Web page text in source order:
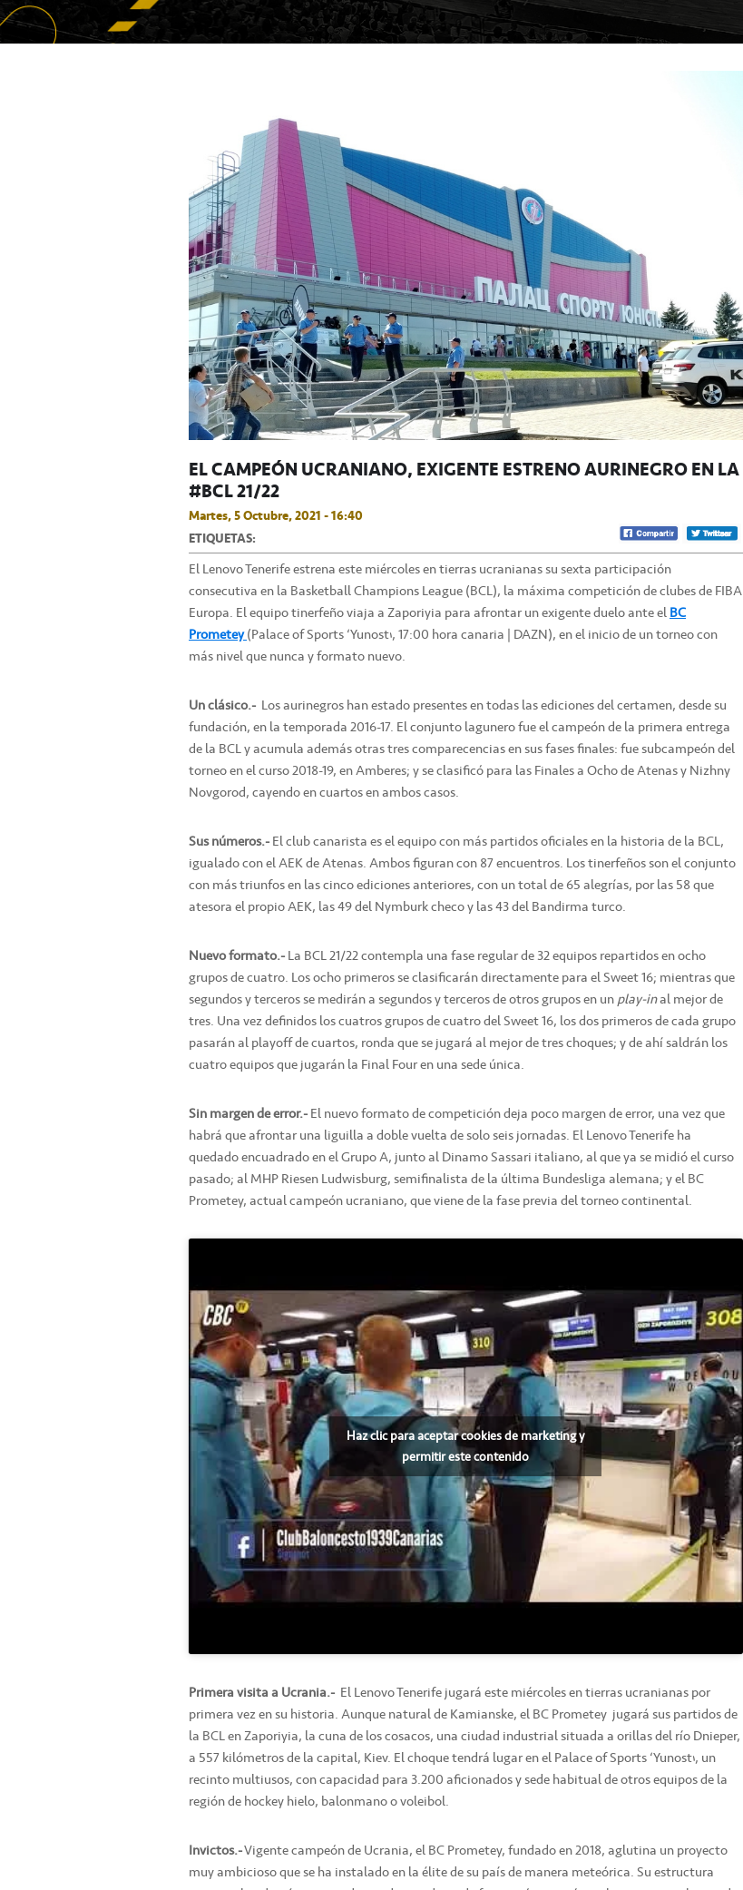
EL CAMPEÓN UCRANIANO, EXIGENTE ESTRENO AURINEGRO EN LA
#BCL 21/22
Martes, 5 Octubre, 2021 - 16:40
ETIQUETAS:
El Lenovo Tenerife estrena este miércoles en tierras ucranianas su sexta participación
consecutiva en la Basketball Champions League (BCL), la máxima competición de clubes de FIBA
Europa. El equipo tinerfeño viaja a Zaporiyia para afrontar un exigente duelo ante elBC
Prometey(Palace of Sports ‘Yunost’, 17:00 hora canaria | DAZN), en el inicio de un torneo con
más nivel que nunca y formato nuevo.
Un clásico.- Los aurinegros han estado presentes en todas las ediciones del certamen, desde su
fundación, en la temporada 2016-17. El conjunto lagunero fue el campeón de la primera entrega
de la BCL y acumula además otras tres comparecencias en sus fases finales: fue subcampeón del
torneo en el curso 2018-19, en Amberes; y se clasificó para las Finales a Ocho de Atenas y Nizhny
Novgorod, cayendo en cuartos en ambos casos.
Sus números.-El club canarista es el equipo con más partidos oficiales en la historia de la BCL,
igualado con el AEK de Atenas. Ambos figuran con 87 encuentros. Los tinerfeños son el conjunto
con más triunfos en las cinco ediciones anteriores, con un total de 65 alegrías, por las 58 que
atesora el propio AEK, las 49 del Nymburk checo y las 43 del Bandirma turco.
Nuevo formato.-La BCL 21/22 contempla una fase regular de 32 equipos repartidos en ocho
grupos de cuatro. Los ocho primeros se clasificarán directamente para el Sweet 16; mientras que
segundos y terceros se medirán a segundos y terceros de otros grupos en unplay-inal mejor de
tres. Una vez definidos los cuatros grupos de cuatro del Sweet 16, los dos primeros de cada grupo
pasarán al playoff de cuartos, ronda que se jugará al mejor de tres choques; y de ahí saldrán los
cuatro equipos que jugarán la Final Four en una sede única.
Sin margen de error.-El nuevo formato de competición deja poco margen de error, una vez que
habrá que afrontar una liguilla a doble vuelta de solo seis jornadas. El Lenovo Tenerife ha
quedado encuadrado en el Grupo A, junto al Dinamo Sassari italiano, al que ya se midió el curso
pasado; al MHP Riesen Ludwisburg, semifinalista de la última Bundesliga alemana; y el BC
Prometey, actual campeón ucraniano, que viene de la fase previa del torneo continental.
Haz clic para aceptar cookies de marketing y
permitir este contenido
Primera visita a Ucrania.- El Lenovo Tenerife jugará este miércoles en tierras ucranianas por
primera vez en su historia. Aunque natural de Kamianske, el BC Prometey jugará sus partidos de
la BCL en Zaporiyia, la cuna de los cosacos, una ciudad industrial situada a orillas del río Dnieper,
a 557 kilómetros de la capital, Kiev. El choque tendrá lugar en el Palace of Sports ‘Yunost’, un
recinto multiusos, con capacidad para 3.200 aficionados y sede habitual de otros equipos de la
región de hockey hielo, balonmano o voleibol.
Invictos.-Vigente campeón de Ucrania, el BC Prometey, fundado en 2018, aglutina un proyecto
muy ambicioso que se ha instalado en la élite de su país de manera meteórica. Su estructura